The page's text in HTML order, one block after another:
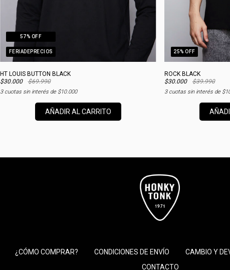
57% OFF
FERIADEPRECIOS
HT LOUIS BUTTON BLACK
$30.000
$69.990
3cuotas sin interés de $10.000
AÑADIR AL CARRITO
25% OFF
ROCK BLACK
$30.000
$39.990
3cuotas sin interés de
¿CÓMO COMPRAR? CONDICIONES DE ENVÍO CAMBIO Y
CONTACTO